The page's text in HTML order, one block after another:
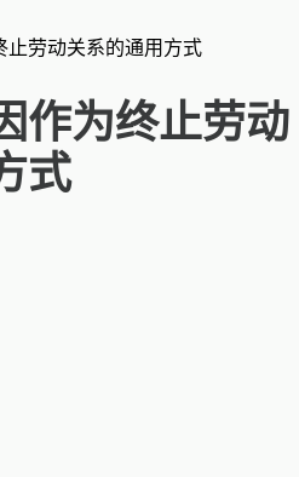
作为终止劳动
式